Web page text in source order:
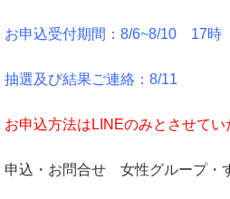
お申込受付期間：8/6~8/10 17時
抽選及び結果ご連絡：8/11
お申込方法はLINEのみとさせてい
申込・お問合せ 女性グループ・